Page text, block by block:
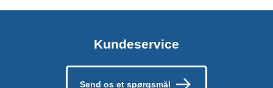
Kundeservice
Send os et spørgsmål